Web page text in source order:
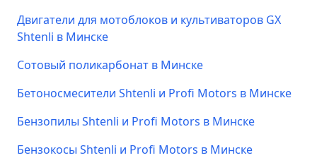
Двигатели для мотоблоков и культиваторов GX
Shtenli в Минске
Сотовый поликарбонат в Минске
Бетоносмесители Shtenli и Profi Motors в Минске
Бензопилы Shtenli и Profi Motors в Минске
Бензокосы Shtenli и Profi Motors в Минске